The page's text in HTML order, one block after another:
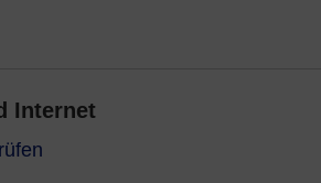
Internet